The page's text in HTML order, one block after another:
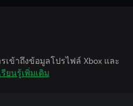
เข้าถึงข้อมูลโปรไฟล์ Xbox และ
รียนรู้เพิ่มเติม